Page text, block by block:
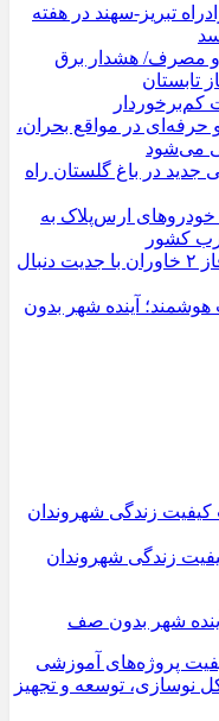
تبریز-سهند در هفته
و مصرف/ هشدار برق
تابستان
در مواقع بحران،
می‌شود
جدید در باغ گلستان راه
خودروهای ارس‌پلاک به
کشور
رفع مشکلات اراضی فاز ۲ خاوران با جدیت دنبال
آینده شهر بدون
زندگی شهروندان
شهر بدون صف
پروژه‌های آموزشی
توسط اداره‌کل نوسازی، توسعه و تجهیز